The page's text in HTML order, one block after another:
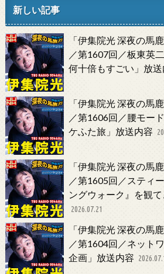
新しい記事
「伊集院光 深夜の馬
／第1607回／板東英
何十倍もすごい」放送
「伊集院光 深夜の馬
／第1606回／腰モー
ケふた旅」放送内容
「伊集院光 深夜の馬
／第1605回／スティ
ングウォーク』を観
2026.07.21
「伊集院光 深夜の馬
／第1604回／ネット
企画」放送内容